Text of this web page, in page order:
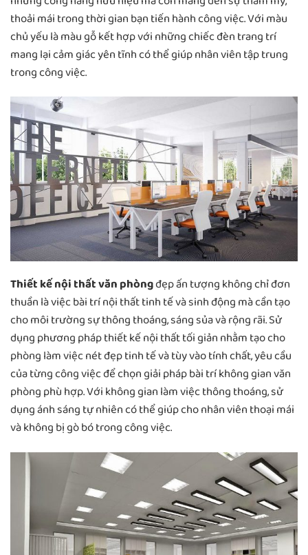
thoải mái trong thời gian bạn tiến hành công việc. Với màu
chủ yếu là màu gỗ kết hợp với những chiếc đèn trang trí
mang lại cảm giác yên tĩnh có thể giúp nhân viên tập trung
trong công việc.
Thiết kế nội thất văn phòngđẹp ấn tượng không chỉ đơn
thuần là việc bài trí nội thất tinh tế và sinh động mà cần tạo
cho môi trường sự thông thoáng, sáng sủa và rộng rãi. Sử
dụng phương pháp thiết kế nội thất tối giản nhằm tạo cho
phòng làm việc nét đẹp tinh tế và tùy vào tính chất, yêu cầu
của từng công việc để chọn giải pháp bài trí không gian văn
phòng phù hợp. Với không gian làm việc thông thoáng, sử
dụng ánh sáng tự nhiên có thể giúp cho nhân viên thoại mái
và không bị gò bó trong công việc.